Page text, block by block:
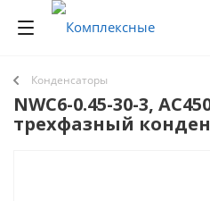
Конденсаторы
NWC6-0.45-30-3,
трехфазный